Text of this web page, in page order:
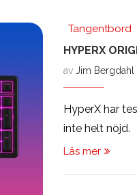
Tangentbord
HYPERX
av Jim Bergdahl
HyperX har
inte helt nöjd.
Läs mer